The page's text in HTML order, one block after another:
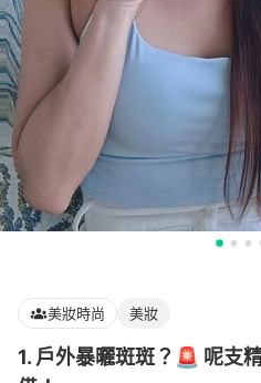
美妝時尚 美妝
1. 戶外暴曬斑斑？🚨 呢支